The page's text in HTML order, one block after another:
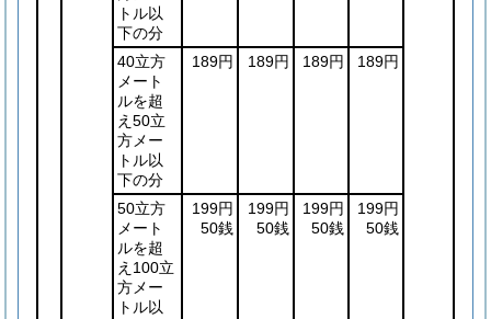
トル以
下の分
40立方
メート
ルを超
え50立
方メー
トル以
下の分
189円 189円 189円 189円
50立方
メート
ルを超
え100立
方メー
トル以
199円
50銭
199円
50銭
199円
50銭
199円
50銭